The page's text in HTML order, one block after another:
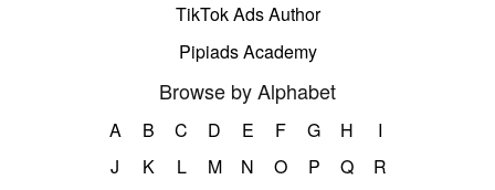
TikTok Ads Author
Pipiads Academy
Browse by Alphabet
A B C D E F G H
I
J
K L M N O P Q
R